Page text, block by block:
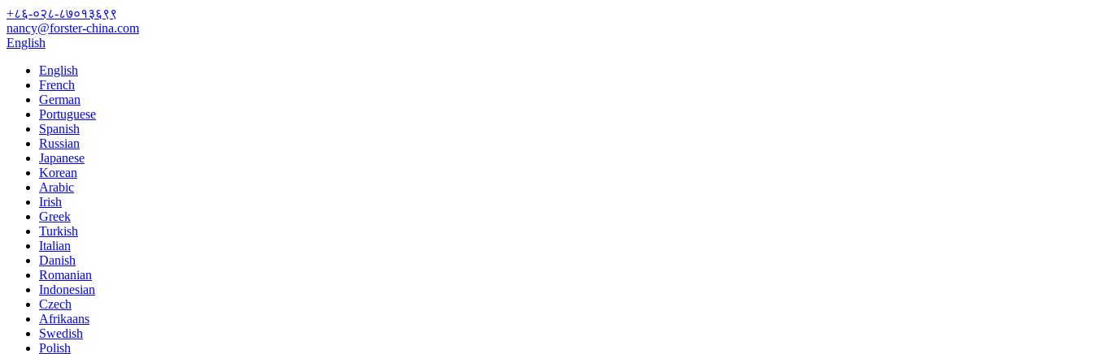
+८६-०२८-८७०१३६९९
nancy@forster-china.com
English
English
French
German
Portuguese
Spanish
Russian
Japanese
Korean
Arabic
Irish
Greek
Turkish
Italian
Danish
Romanian
Indonesian
Czech
Afrikaans
Swedish
Polish